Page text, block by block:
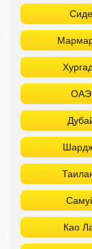
Сиде
ОАЭ
Као